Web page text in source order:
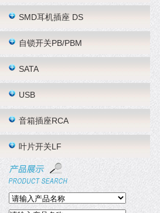
SMD耳机插座 DS
自锁开关PB/PBM
SATA
USB
音箱插座RCA
叶片开关LF